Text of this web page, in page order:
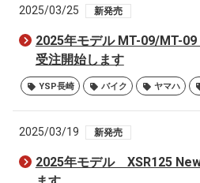
2025/03/25 新発売
2025年モデル MT-09/MT-
受注開始します
YSP長崎 バイク ヤマハ
2025/03/19 新発売
2025年モデル XSR125